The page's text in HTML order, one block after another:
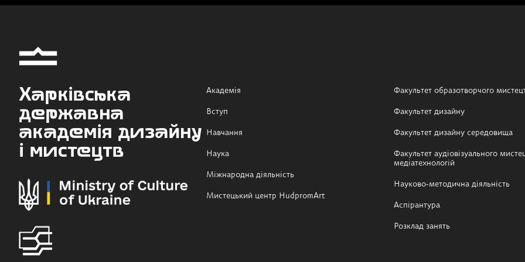
Харківська
державна
академія дизайну
і мистецтв
Академія
Вступ
Навчання
Наука
Міжнародна діяльність
Мистецький центр HudpromArt
Факультет образотворчого
Факультет дизайну
Факультет дизайну середовища
Факультет аудіовізуального
медіатехнологій
Науково-методична діяльність
Аспірантура
Розклад занять